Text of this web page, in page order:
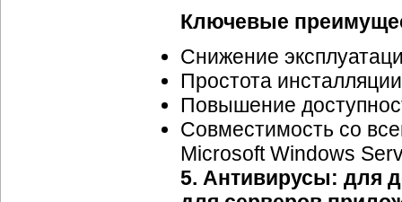
Ключевые
Снижение
Простота
Повышение
Совместимость со
Microsoft Windows
5. Антивирусы: для